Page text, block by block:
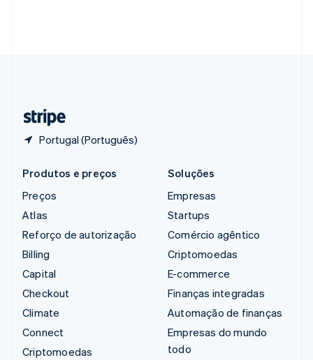
Portugal (Português)
Produtos e preços
Preços
Atlas
Reforço de autorização
Billing
Capital
Checkout
Climate
Connect
Criptomoedas
Soluções
Empresas
Startups
Comércio agêntico
Criptomoedas
E-commerce
Finanças integradas
Automação de finanças
Empresas do mundo
todo